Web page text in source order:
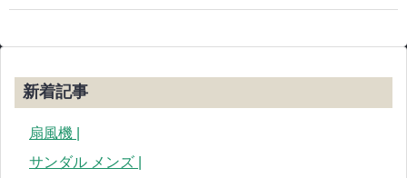
新着記事
扇風機 |
サンダル メンズ |